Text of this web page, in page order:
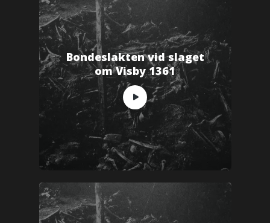
Bondeslakten vid slaget
om Visby 1361